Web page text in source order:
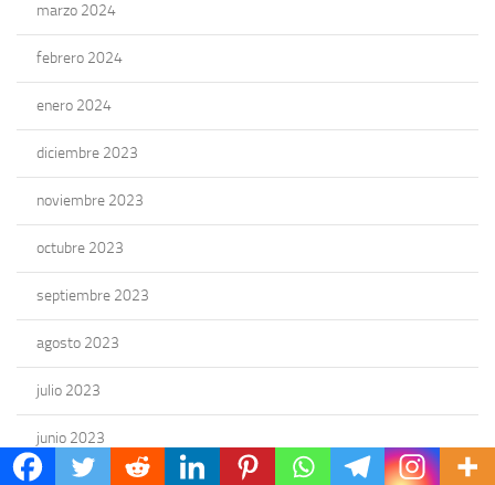
marzo 2024
febrero 2024
enero 2024
diciembre 2023
noviembre 2023
octubre 2023
septiembre 2023
agosto 2023
julio 2023
junio 2023